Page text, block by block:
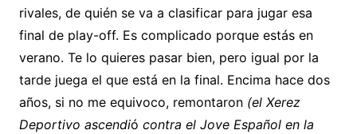
rivales, de quién se va a clasificar para jugar esa
final de play-off. Es complicado porque estás en
verano. Te lo quieres pasar bien, pero igual por la
tarde juega el que está en la final. Encima hace dos
años, si no me equivoco, remontaron (el Xerez
Deportivo ascendió contra el Jove Español en la